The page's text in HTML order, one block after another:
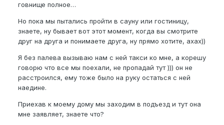
говнище полное…
Но пока мы пытались пройти в сауну или гостиницу,
знаете, ну бывает вот этот момент, когда вы смотрите
друг на друга и понимаете друга, ну прямо хотите, ахах))
Я без палева вызываю нам с ней такси ко мне, а корешу
говорю что все мы поехали, не пропадай тут ))) он не
расстроился, ему тоже было на руку остаться с ней
наедине.
Приехав к моему дому мы заходим в подъезд и тут она
мне заявляет, знаете что?